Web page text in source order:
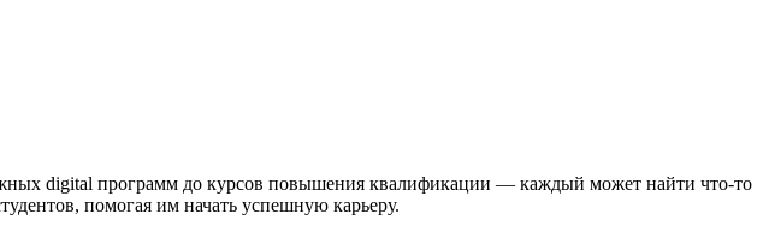
digital программ до курсов повышения квалификации — каждый может найти что-то
помогая им начать успешную карьеру.